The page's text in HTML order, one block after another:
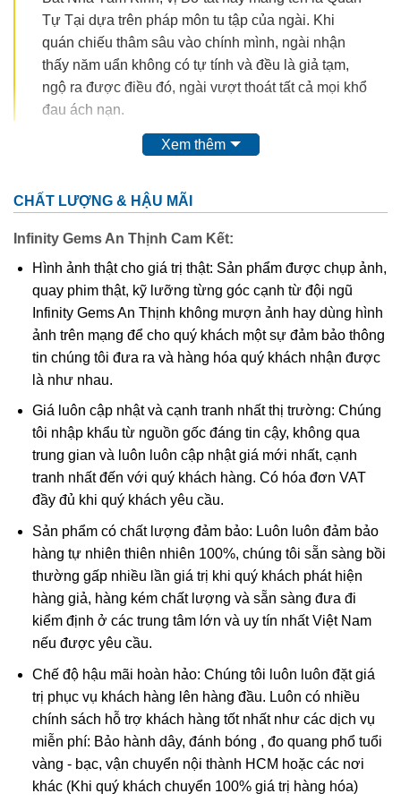
Tự Tại dựa trên pháp môn tu tập của ngài. Khi
quán chiếu thâm sâu vào chính mình, ngài nhận
thấy năm uẩn không có tự tính và đều là giả tạm,
ngộ ra được điều đó, ngài vượt thoát tất cả mọi khổ
đau ách nạn.
Quan Thế Âmđược nhắc đến trong kinh phật là người có
thần lực nhất, chỉ đứng sau Phật Tổ. Quan Thế Âm luôn đi
khắp thế gian, phổ độ tất thảy chúng sinh thoát khỏi khổ
nạn bi ai.
Âm Ngọc Jade có công dụng:
Hình tượng Quan Thế Âm là biểu tượng của điểm lành,
lòng từ bi bác ái, hóa giải hung khí cho gia chủ.
Là lá bùa cầu bình an, may mắn, cầu chúc vạn sự như
Tránh bị kẻ tiểu nhân hãm hại; tránh sự rủi ro, bất hạnh
xảy ra.
Nhìn thấy tượng Quan Thế Âm giúp tâm hồn ta được
tĩnh tại, thanh thản.
Xem thêm
CHẤT LƯỢNG & HẬU MÃI
Infinity Gems An Thịnh Cam Kết:
Hình ảnh thật cho giá trị thật: Sản phẩm được chụp ảnh,
quay phim thật, kỹ lưỡng từng góc cạnh từ đội ngũ
Infinity Gems An Thịnh không mượn ảnh hay dùng hình
ảnh trên mạng để cho quý khách một sự đảm bảo thông
tin chúng tôi đưa ra và hàng hóa quý khách nhận được
là như nhau.
Giá luôn cập nhật và cạnh tranh nhất thị trường: Chúng
tôi nhập khẩu từ nguồn gốc đáng tin cậy, không qua
trung gian và luôn luôn cập nhật giá mới nhất, cạnh
tranh nhất đến với quý khách hàng. Có hóa đơn VAT
đầy đủ khi quý khách yêu cầu.
Sản phẩm có chất lượng đảm bảo: Luôn luôn đảm bảo
hàng tự nhiên thiên nhiên 100%, chúng tôi sẵn sàng bồi
thường gấp nhiều lần giá trị khi quý khách phát hiện
hàng giả, hàng kém chất lượng và sẵn sàng đưa đi
kiểm định ở các trung tâm lớn và uy tín nhất Việt Nam
nếu được yêu cầu.
Chế độ hậu mãi hoàn hảo: Chúng tôi luôn luôn đặt giá
trị phục vụ khách hàng lên hàng đầu. Luôn có nhiều
chính sách hỗ trợ khách hàng tốt nhất như các dịch vụ
miễn phí: Bảo hành dây, đánh bóng , đo quang phổ tuổi
vàng - bạc, vận chuyển nội thành HCM hoặc các nơi
khác (Khi quý khách chuyển 100% giá trị hàng hóa)